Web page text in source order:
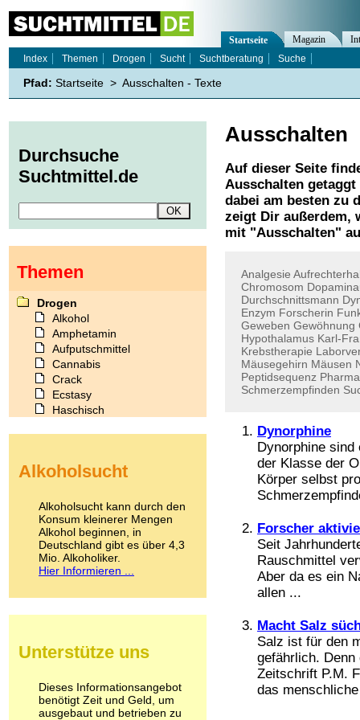
Ausschalten
Auf dieser Seite
Ausschalten getaggt
dabei am besten zu
zeigt Dir außerdem,
mit "Ausschalten"
Analgesie
Chromosom
Durchschnittsmann
Enzym Forscherin
Geweben Gewöhnung
Hypothalamus Karl-
Krebstherapie
Mäusegehirn Mäusen
Peptidsequenz
Schmerzempfinden
Dynorphine
Dynorphine sind
der Klasse der
Körper selbst
Forscher
Seit
Rauschmittel
Aber da es ein
allen ...
Macht Salz
Salz ist für den
gefährlich.
Zeitschrift P.M.
das
Startseite Magazin
Index
Themen Drogen Sucht Suchtberatung Suche
Pfad: Startseite > Ausschalten - Texte
Durchsuche
Suchtmittel.de
Themen
Drogen
Alkohol
Amphetamin
Aufputschmittel
Cannabis
Crack
Ecstasy
Haschisch
Kokain
LSD
Marihuana
Medikamente
Meskalin
Metamphetamin
Methadon
Pilze
Psychopharmaka
Schlafmittel
Schmerzmittel
Alkoholsucht
Alkoholsucht kann durch den
Konsum kleinerer Mengen
Alkohol beginnen, in
Deutschland gibt es über 4,3
Mio. Alkoholiker.
Hier Informieren ...
Unterstütze uns
Dieses Informationsangebot
benötigt Zeit und Geld, um
ausgebaut und betrieben zu